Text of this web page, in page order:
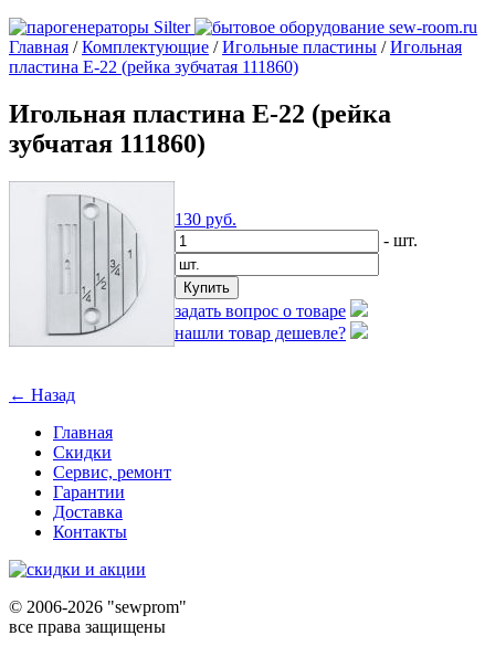
Главная /Комплектующие /Игольные пластины /Игольная
пластина E-22 (рейка зубчатая 111860)
Игольная пластина E-22 (рейка
зубчатая 111860)
130 руб.
- шт.
задать вопрос о товаре
нашли товар дешевле?
← Назад
Главная
Скидки
Сервис, ремонт
Гарантии
Доставка
Контакты
© 2006-2026 "sewprom"
все права защищены